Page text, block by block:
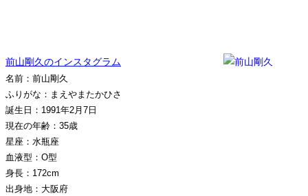
前山剛久のインスタグラム
名前：前山剛久
ふりがな：まえやまたかひさ
誕生日：1991年2月7日
現在の年齢：35歳
星座：水瓶座
血液型：O型
身長：172cm
出身地：大阪府